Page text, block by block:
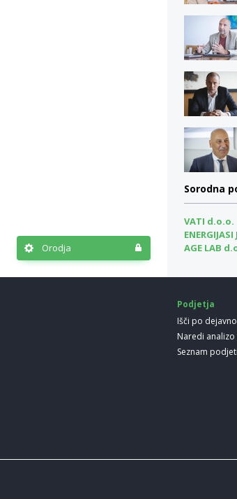
Orodja
Sorodna
VATI d.o.o.
AGE LAB
Podjetja
Išči po
Naredi analizo
Seznam